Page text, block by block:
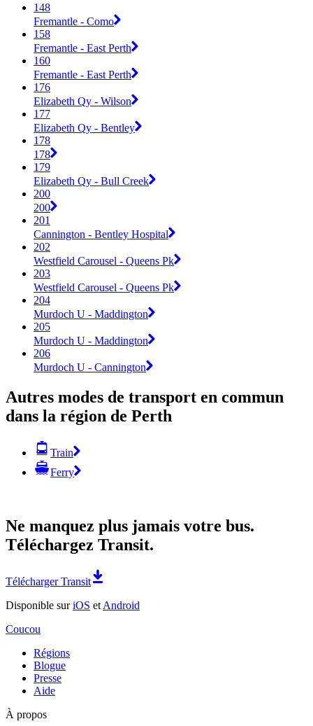
148
Fremantle - Como
158
Fremantle - East Perth
160
Fremantle - East Perth
176
Elizabeth Qy - Wilson
177
Elizabeth Qy - Bentley
178
178
179
Elizabeth Qy - Bull Creek
200
200
201
Cannington - Bentley Hospital
202
Westfield Carousel - Queens Pk
203
Westfield Carousel - Queens Pk
204
Murdoch U - Maddington
205
Murdoch U - Maddington
206
Murdoch U - Cannington
Autres modes de transport en commun
dans la région de Perth
Train
Ferry
Ne manquez plus jamais votre bus.
Téléchargez Transit.
Télécharger Transit
Disponible suriOS et Android
Coucou
Régions
Blogue
Presse
Aide
À propos